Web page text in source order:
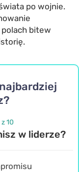
po wojnie.
bitew
10
w liderze?